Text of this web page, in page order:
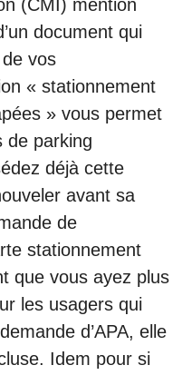
(CMI) mention
document qui
vos
« stationnement
» vous permet
de parking
déjà cette
avant sa
de
stationnement
que vous ayez plus
les usagers qui
d’APA, elle
Idem pour si